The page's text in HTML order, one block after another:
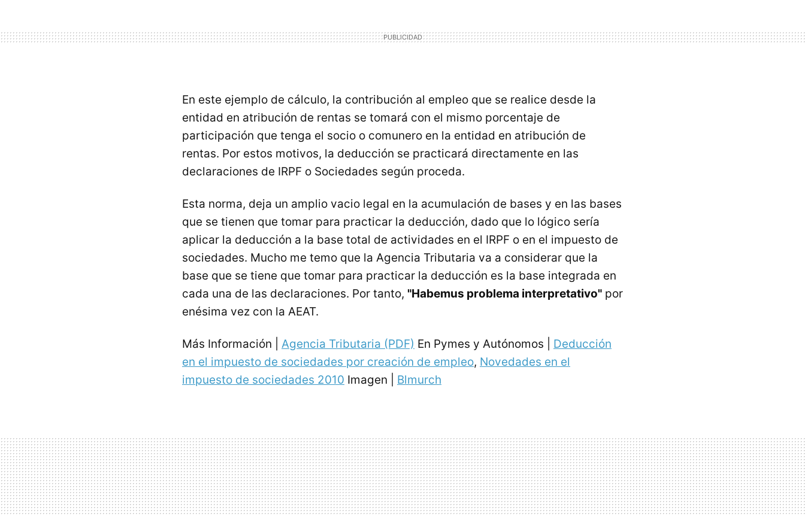
En este ejemplo de cálculo, la contribución al empleo que se realice desde la
entidad en atribución de rentas se tomará con el mismo porcentaje de
participación que tenga el socio o comunero en la entidad en atribución de
rentas. Por estos motivos, la deducción se practicará directamente en las
declaraciones de IRPF o Sociedades según proceda.
Esta norma, deja un amplio vacio legal en la acumulación de bases y en las bases
que se tienen que tomar para practicar la deducción, dado que lo lógico sería
aplicar la deducción a la base total de actividades en el IRPF o en el impuesto de
sociedades. Mucho me temo que la Agencia Tributaria va a considerar que la
base que se tiene que tomar para practicar la deducción es la base integrada en
cada una de las declaraciones. Por tanto, "Habemus problema interpretativo" por
enésima vez con la AEAT.
Más Información | Agencia Tributaria (PDF) En Pymes y Autónomos | Deducción
en el impuesto de sociedades por creación de empleo, Novedades en el
impuesto de sociedades 2010 Imagen | Blmurch